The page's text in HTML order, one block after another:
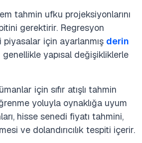
tahmin ufku projeksiyonlarını
gerektirir. Regresyon
için ayarlanmış derin
genellikle yapısal değişikliklerle
için sıfır atışlı tahmin
yoluyla oynaklığa uyum
hisse senedi fiyatı tahmini,
ve dolandırıcılık tespiti içerir.